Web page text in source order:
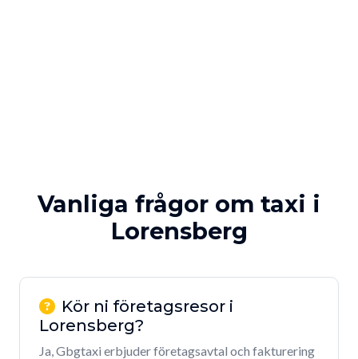
Vanliga frågor om taxi i
Lorensberg
Kör ni företagsresor i
Lorensberg?
Ja, Gbgtaxi erbjuder företagsavtal och fakturering